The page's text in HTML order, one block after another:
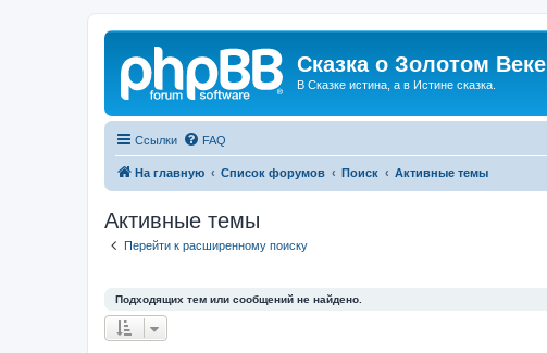
Сказка о Золотом Веке
В Сказке истина, а в Истине сказка.
Ссылки FAQ
На главную Список форумов Поиск Активные темы
Активные темы
Перейти к расширенному поиску
Подходящих тем или сообщений не найдено.